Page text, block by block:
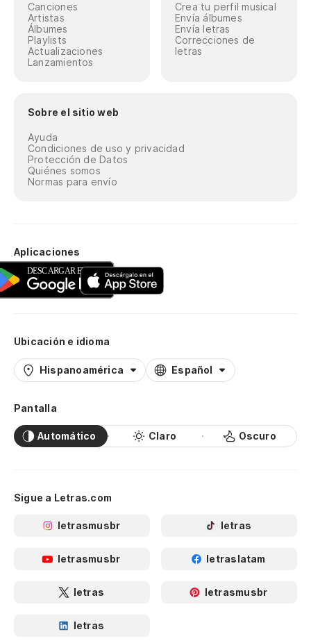
Canciones
Artistas
Álbumes
Playlists
Actualizaciones
Lanzamientos
Crea tu perfil musical
Envía álbumes
Envía letras
Correcciones de
letras
Sobre el sitio web
Ayuda
Condiciones de uso y privacidad
Protección de Datos
Quiénes somos
Normas para envío
Aplicaciones
Ubicación e idioma
Hispanoamérica Español
Pantalla
Automático Claro Oscuro
Sigue a Letras.com
letrasmusbr letras
letrasmusbr letraslatam
letras letrasmusbr
letras